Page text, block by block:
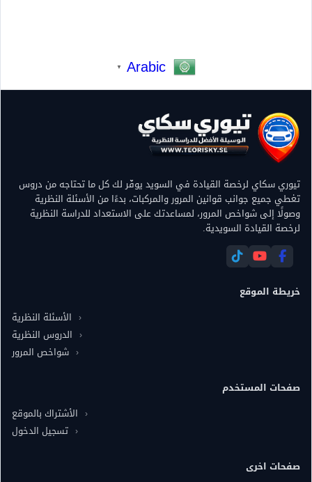
Arabic
▼
تيوري سكاي لرخصة القيادة في السويد يوفّر لك كل ما تحتاجه من دروس
تغطي جميع جوانب قوانين المرور والمركبات، بدءًا من الأسئلة النظرية
وصولًا إلى شواخص المرور، لمساعدتك على الاستعداد للدراسة النظرية
لرخصة القيادة السويدية.
خريطة الموقع
الأسئلة النظرية
الدروس النظرية
شواخص المرور
صفحات المستخدم
الأشتراك بالموقع
تسجيل الدخول
صفحات اخرى